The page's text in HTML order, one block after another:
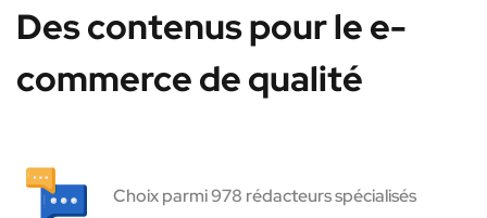
Des contenus pour le e-
commerce de qualité
Choix parmi 978 rédacteurs spécialisés